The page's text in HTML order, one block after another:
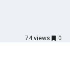
74 views 0